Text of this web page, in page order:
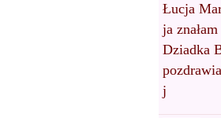
Łucja
ja
Dziadka
j